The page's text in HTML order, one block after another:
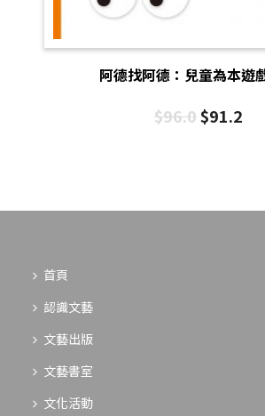
阿德找阿德：兒童為本遊
$96.0$91.2
首頁
認識文藝
文藝出版
文藝書室
文化活動